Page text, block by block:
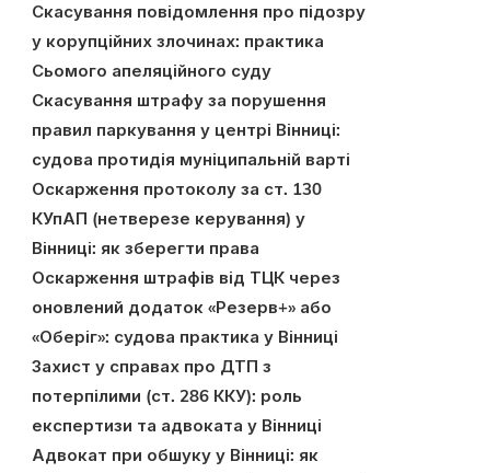
Скасування повідомлення про підозру
у корупційних злочинах: практика
Сьомого апеляційного суду
Скасування штрафу за порушення
правил паркування у центрі Вінниці:
судова протидія муніципальній варті
Оскарження протоколу за ст. 130
КУпАП (нетверезе керування) у
Вінниці: як зберегти права
Оскарження штрафів від ТЦК через
оновлений додаток «Резерв+» або
«Оберіг»: судова практика у Вінниці
Захист у справах про ДТП з
потерпілими (ст. 286 ККУ): роль
експертизи та адвоката у Вінниці
Адвокат при обшуку у Вінниці: як